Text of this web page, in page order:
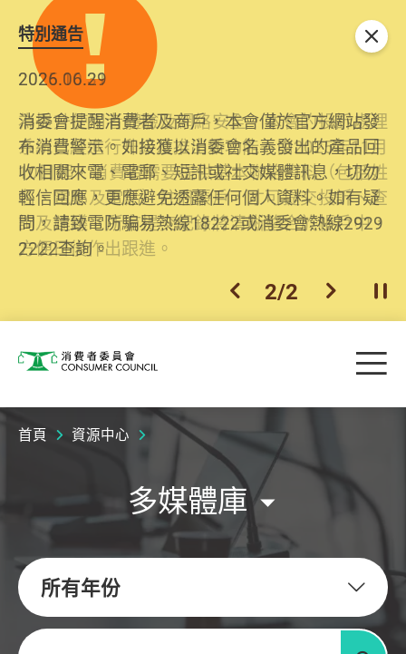
特別通告
2026.06.29
消委會提醒消費者及商戶，本會僅於官方網站發
布消費警示。如接獲以消委會名義發出的產品回
收相關來電、電郵、短訊或社交媒體訊息，切勿
輕信回應，更應避免透露任何個人資料。如有疑
問，請致電防騙易熱線18222或消委會熱線2929
2222查詢。
2025.10.31
為提升使用者體驗及網絡安全，本會的投訴處理
系統已經進行升級及推出新功能。由2025年11月
10日起，消費者需要提供基本聯絡資料（包括姓
名、電郵及電話）註冊帳戶，才可提交投訴、查
詢及建議。所有提交紀錄將清晰整合於帳戶中，
方便日後作出跟進。
上一個
2/2 下一個開
關閉
消費者委員會 目
首頁 資源中心
多媒體庫
所有年份
關鍵字